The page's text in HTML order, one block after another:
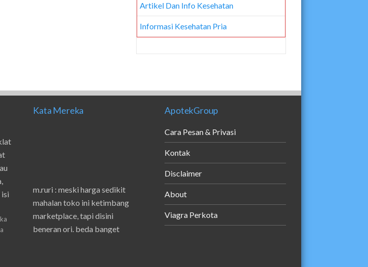
Artikel Dan Info Kesehatan
Informasi Kesehatan Pria
Kata Mereka
m.ruri : meski harga sedikit
mahalan toko ini ketimbang
marketplace, tapi disini
beneran ori. beda banget
ApotekGroup
Cara Pesan & Privasi
Kontak
Disclaimer
About
Viagra Perkota